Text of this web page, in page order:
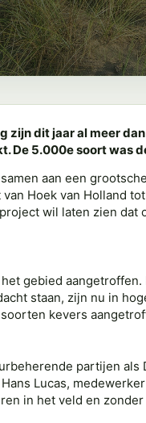
zijn dit jaar al meer
De 5.000e soort was
aan een
Hoek van Holland
wil laten zien
gebied
staan, zijn nu in
kevers
partijen
Lucas,
in het veld en